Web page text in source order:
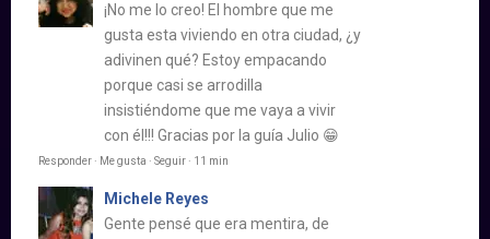
¡No me lo creo! El hombre que me
gusta esta viviendo en otra ciudad, ¿y
adivinen qué? Estoy empacando
porque casi se arrodilla
insistiéndome que me vaya a vivir
con él!!! Gracias por la guía Julio 😁
Responder · Me gusta · Seguir · 11 min
Michele Reyes
Gente pensé que era mentira, de